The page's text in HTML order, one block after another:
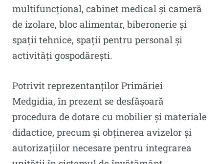
multifuncțional, cabinet medical și cameră
de izolare, bloc alimentar, biberonerie și
spații tehnice, spații pentru personal și
activități gospodărești.
Potrivit reprezentanților Primăriei
Medgidia, în prezent se desfășoară
procedura de dotare cu mobilier și materiale
didactice, precum și obținerea avizelor și
autorizațiilor necesare pentru integrarea